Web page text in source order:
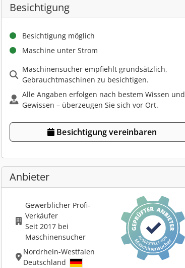
Besichtigung
Besichtigung möglich
Maschine unter Strom
Maschinensucher empfiehlt grundsätzlich,
Gebrauchtmaschinen zu besichtigen.
Alle Angaben erfolgen nach bestem Wissen und
Gewissen – überzeugen Sie sich vor Ort.
Besichtigung vereinbaren
Anbieter
Gewerblicher Profi-
Verkäufer
Seit 2017 bei
Maschinensucher
Nordrhein-Westfalen
Deutschland